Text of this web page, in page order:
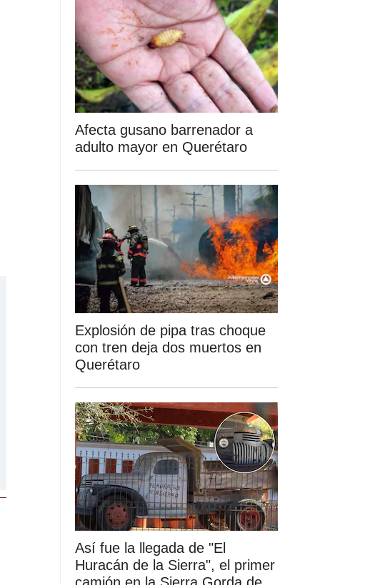
Afecta gusano barrenador a
adulto mayor en Querétaro
Explosión de pipa tras choque
con tren deja dos muertos en
Querétaro
Así fue la llegada de "El
Huracán de la Sierra", el primer